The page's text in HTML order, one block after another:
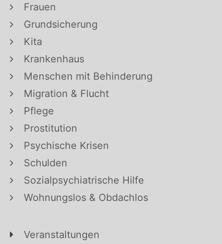
Frauen
Grundsicherung
Kita
Krankenhaus
Menschen mit Behinderung
Migration & Flucht
Pflege
Prostitution
Psychische Krisen
Schulden
Sozialpsychiatrische Hilfe
Wohnungslos & Obdachlos
Veranstaltungen